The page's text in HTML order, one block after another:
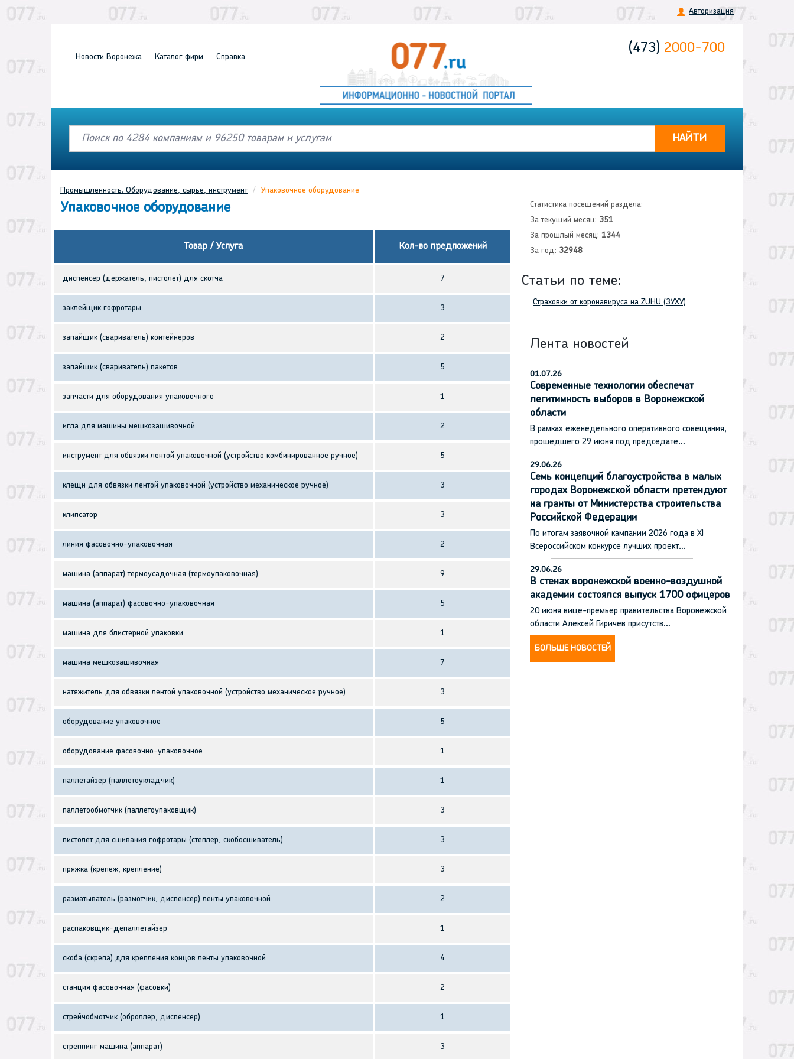
Авторизация
Новости Воронежа Каталог фирм Справка
(473) 2000-700
НАЙТИ
Промышленность. Оборудование, сырье, инструмент Упаковочное оборудование
Упаковочное оборудование
Товар / Услуга Кол-во предложений
диспенсер (держатель, пистолет) для скотча 7
заклейщик гофротары 3
запайщик (свариватель) контейнеров 2
запайщик (свариватель) пакетов 5
запчасти для оборудования упаковочного 1
игла для машины мешкозашивочной 2
инструмент для обвязки лентой упаковочной (устройство комбинированное ручное) 5
клещи для обвязки лентой упаковочной (устройство механическое ручное) 3
клипсатор 3
линия фасовочно-упаковочная 2
машина (аппарат) термоусадочная (термоупаковочная) 9
машина (аппарат) фасовочно-упаковочная 5
машина для блистерной упаковки 1
машина мешкозашивочная 7
натяжитель для обвязки лентой упаковочной (устройство механическое ручное) 3
оборудование упаковочное 5
оборудование фасовочно-упаковочное 1
паллетайзер (паллетоукладчик) 1
паллетообмотчик (паллетоупаковщик) 3
пистолет для сшивания гофротары (степлер, скобосшиватель) 3
пряжка (крепеж, крепление) 3
разматыватель (размотчик, диспенсер) ленты упаковочной 2
распаковщик-депаллетайзер 1
скоба (скрепа) для крепления концов ленты упаковочной 4
станция фасовочная (фасовки) 2
стрейчобмотчик (оброллер, диспенсер) 1
стреппинг машина (аппарат) 3
Статистика посещений раздела:
За текущий месяц: 351
За прошлый месяц: 1344
За год: 32948
Статьи по теме:
Страховки от коронавируса на ZUHU (ЗУХУ)
Лента новостей
01.07.26
Современные технологии обеспечат
легитимность выборов в Воронежской
области
В рамках еженедельного оперативного совещания,
прошедшего 29 июня под председате…
29.06.26
Семь концепций благоустройства в малых
городах Воронежской области претендуют
на гранты от Министерства строительства
Российской Федерации
По итогам заявочной кампании 2026 года в XI
Всероссийском конкурсе лучших проект…
29.06.26
В стенах воронежской военно-воздушной
академии состоялся выпуск 1700 офицеров
20 июня вице-премьер правительства Воронежской
области Алексей Гиричев присутств…
БОЛЬШЕ НОВОСТЕЙ